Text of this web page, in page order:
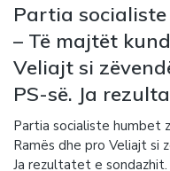
Partia
– Të majtët
Veliajt si
PS-së. Ja
Partia socialiste humbet
Ramës dhe pro Veliajt si
Ja rezultatet e